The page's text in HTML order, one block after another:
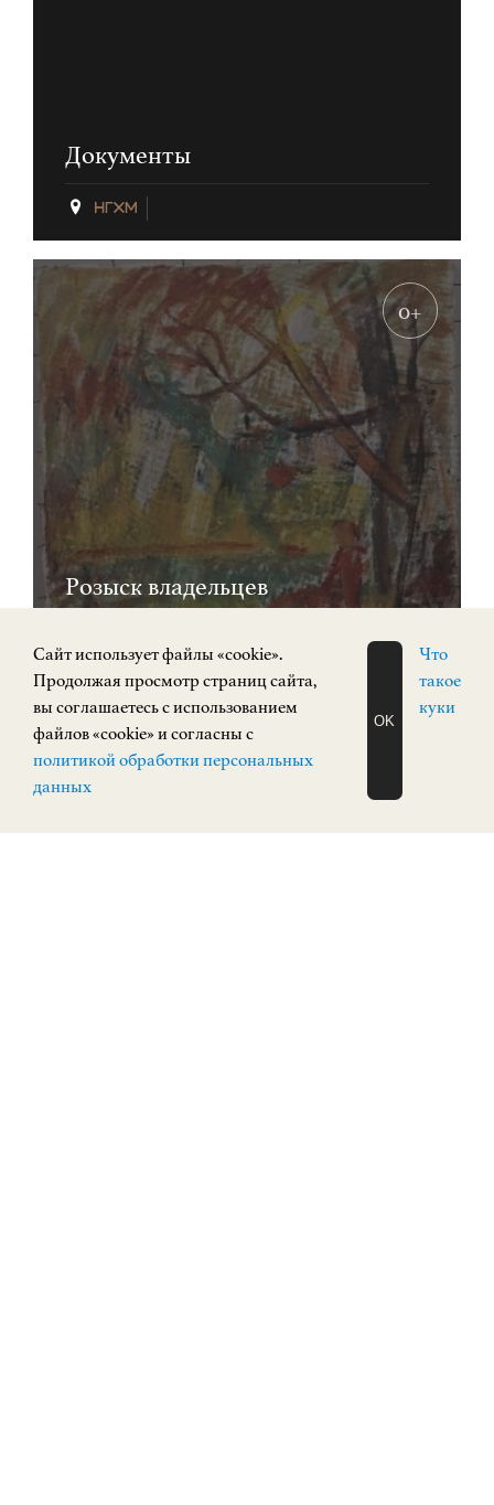
Документы
0+
Розыск владельцев
произведений
ЗАПИСАТЬСЯ
НА ЭКСКУРСИЮ
Cайт использует файлы «cookie».
Продолжая просмотр страниц сайта,
вы соглашаетесь с использованием
файлов «cookie» и согласны с
политикой обработки персональных
данных
OK
Что
такое
куки